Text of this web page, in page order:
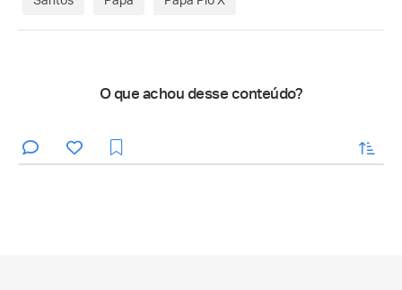
O que achou desse conteúdo?
enviar